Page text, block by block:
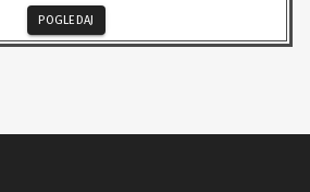
POGLEDAJ